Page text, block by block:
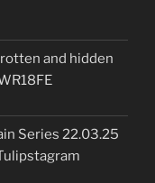
and hidden
Series 22.03.25